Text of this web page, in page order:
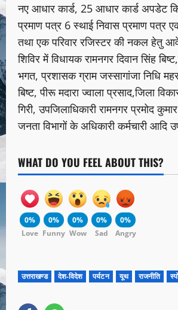
नए आधार कार्ड, 25 आधार कार्ड अपडेट
प्रमाण पत्र 6 स्थाई निवास प्रमाण पत्र
तथा एक परिवार रजिस्टर की नकल हेतु
शिविर में विधायक रामनगर दिवान सिंह
भगत, प्रशासक ग्राम जस्सागांजा निधि
बिष्ट, पीरू मदारा ज्वाला प्रसाद,जिला
गिरी, उपजिलाधिकारी रामनगर प्रमोद
जनता विभागों के अधिकारी कर्मचारी आदि
WHAT DO YOU FEEL ABOUT THIS?
0%
Love
0%
Funny
0%
Wow
0%
Sad
0%
Angry
उत्तराखण्ड देश-विदेश पर्यटन यूथ राजनीति